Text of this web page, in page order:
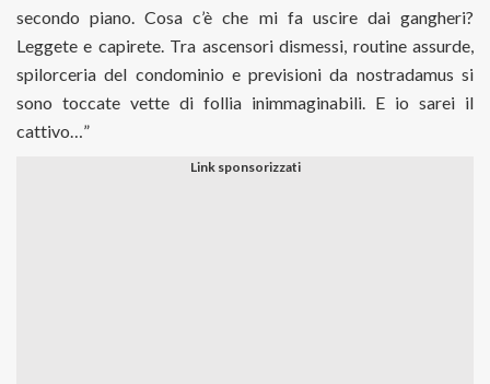
secondo piano. Cosa c’è che mi fa uscire dai gangheri?
Leggete e capirete. Tra ascensori dismessi, routine assurde,
spilorceria del condominio e previsioni da nostradamus si
sono toccate vette di follia inimmaginabili. E io sarei il
cattivo…”